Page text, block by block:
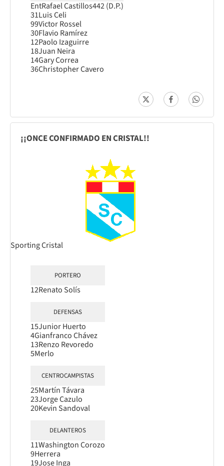
EntRafael Castillos442 (D.P.)
31Luis Celi
99Victor Rossel
30Flavio Ramírez
12Paolo Izaguirre
18Juan Neira
14Gary Correa
36Christopher Cavero
¡¡ONCE CONFIRMADO EN CRISTAL!!
Sporting Cristal
PORTERO
12Renato Solís
DEFENSAS
15Junior Huerto
4Gianfranco Chávez
13Renzo Revoredo
5Merlo
CENTROCAMPISTAS
25Martín Távara
23Jorge Cazulo
20Kevin Sandoval
DELANTEROS
11Washington Corozo
9Herrera
19Jose Inga